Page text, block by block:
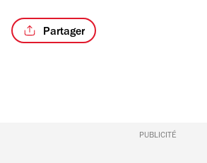
Partager
PUBLICITÉ